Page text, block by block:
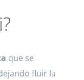
que se
fluir la